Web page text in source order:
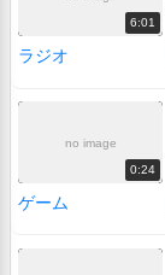
6:01
ラジオ
no image
0:24
ゲーム